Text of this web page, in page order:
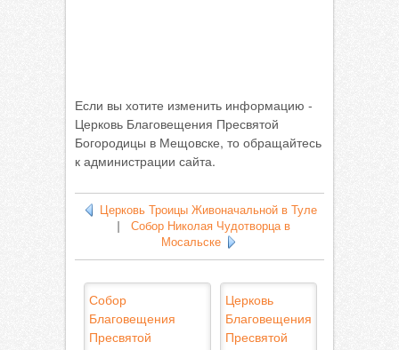
Если вы хотите изменить информацию -
Церковь Благовещения Пресвятой
Богородицы в Мещовске, то обращайтесь
к администрации сайта.
Церковь Троицы Живоначальной в Туле
Собор Николая Чудотворца в
Мосальске
Собор
Благовещения
Пресвятой
Церковь
Благовещения
Пресвятой